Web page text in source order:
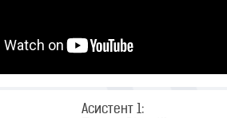
Асистент 1: